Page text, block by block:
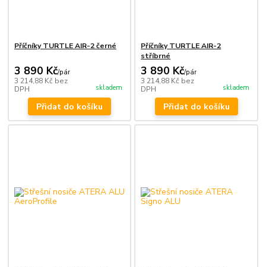
Příčníky TURTLE AIR-2 černé
3 890 Kč/pár
3 214,88 Kč bez
DPH
skladem
Přidat do košíku
Příčníky TURTLE AIR-2
stříbrné
3 890 Kč/pár
3 214,88 Kč bez
DPH
skladem
Přidat do košíku